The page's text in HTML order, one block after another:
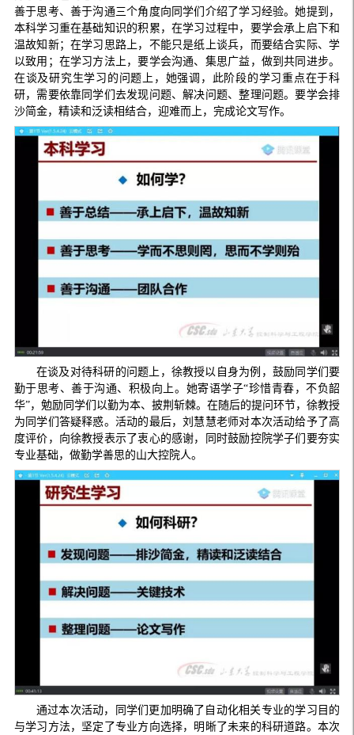
善于思考、善于沟通三个角度向同学们介绍了学习经验。她提到，
本科学习重在基础知识的积累，在学习过程中，要学会承上启下和
温故知新；在学习思路上，不能只是纸上谈兵，而要结合实际、学
以致用；在学习方法上，要学会沟通、集思广益，做到共同进步。
在谈及研究生学习的问题上，她强调，此阶段的学习重点在于科
研，需要依靠同学们去发现问题、解决问题、整理问题。要学会排
沙简金，精读和泛读相结合，迎难而上，完成论文写作。
在谈及对待科研的问题上，徐教授以自身为例，鼓励同学们要
勤于思考、善于沟通、积极向上。她寄语学子“珍惜青春，不负韶
华”，勉励同学们以勤为本、披荆斩棘。在随后的提问环节，徐教授
为同学们答疑释惑。活动的最后，刘慧慧老师对本次活动给予了高
度评价，向徐教授表示了衷心的感谢，同时鼓励控院学子们要夯实
专业基础，做勤学善思的山大控院人。
通过本次活动，同学们更加明确了自动化相关专业的学习目的
与学习方法，坚定了专业方向选择，明晰了未来的科研道路。本次